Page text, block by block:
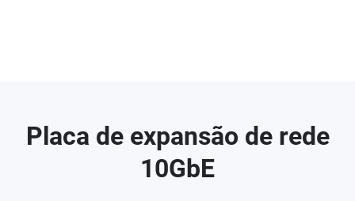
Placa de expansão de rede
10GbE